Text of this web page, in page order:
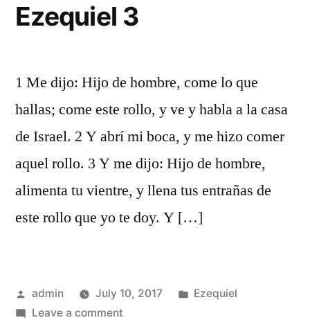
Ezequiel 3
1 Me dijo: Hijo de hombre, come lo que
hallas; come este rollo, y ve y habla a la casa
de Israel. 2 Y abrí mi boca, y me hizo comer
aquel rollo. 3 Y me dijo: Hijo de hombre,
alimenta tu vientre, y llena tus entrañas de
este rollo que yo te doy. Y […]
Posted
by
admin July 10, 2017
Posted
Ezequiel
Leave a commenton